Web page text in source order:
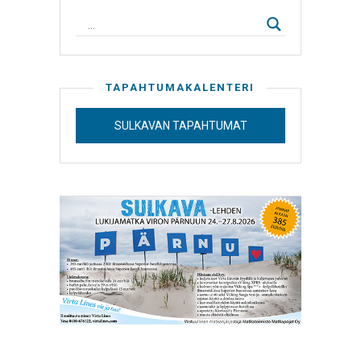
TAPAHTUMAKALENTERI
SULKAVAN TAPAHTUMAT